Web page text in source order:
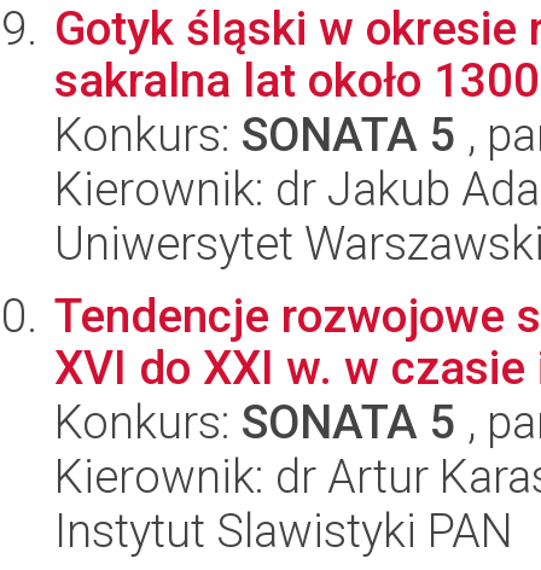
Gotyk śląski w
sakralna lat około
Konkurs: SONATA 5 ,
Kierownik: dr Jakub
Uniwersytet
Tendencje rozwojowe
XVI do XXI w. w
Konkurs: SONATA 5 ,
Kierownik: dr Artur
Instytut Slawistyki PAN